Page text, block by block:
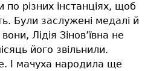
по різних інстанціях, щоб
Були заслужені медалі й
Лідія Зінов’ївна не
його звільнили.
І мачуха народила ще